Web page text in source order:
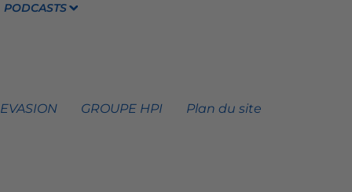
PODCASTS
GROUPE HPI Plan du site